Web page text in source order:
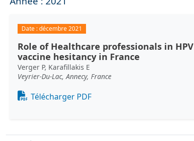
Date :décembre 2021
Role of Healthcare professionals in HPV
vaccine hesitancy in France
Verger P, Karafillakis E
Veyrier-Du-Lac, Annecy, France
Document
Télécharger PDF